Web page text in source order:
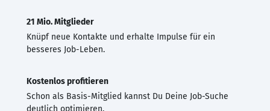
21 Mio. Mitglieder
Knüpf neue Kontakte und erhalte Impulse für ein
besseres Job-Leben.
Kostenlos profitieren
Schon als Basis-Mitglied kannst Du Deine Job-Suche
deutlich optimieren.